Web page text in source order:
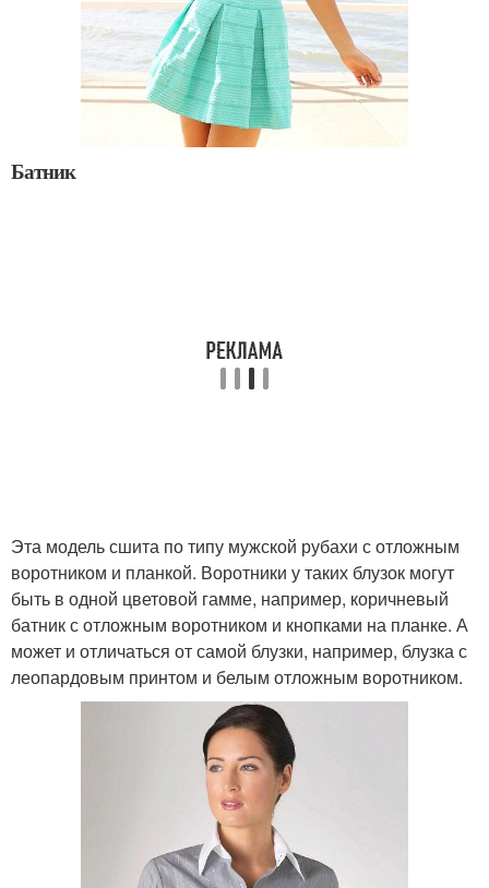
Батник
Эта модель сшита по типу мужской рубахи с отложным
воротником и планкой. Воротники у таких блузок могут
быть в одной цветовой гамме, например, коричневый
батник с отложным воротником и кнопками на планке. А
может и отличаться от самой блузки, например, блузка с
леопардовым принтом и белым отложным воротником.